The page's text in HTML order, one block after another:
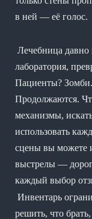
в ней — её голос.
Лечебница
лаборатория,
Пациенты?
Продолжаются.
механизмы,
использовать
сцены вы можете
выстрелы —
каждый выбор
Инвентарь
решить, что